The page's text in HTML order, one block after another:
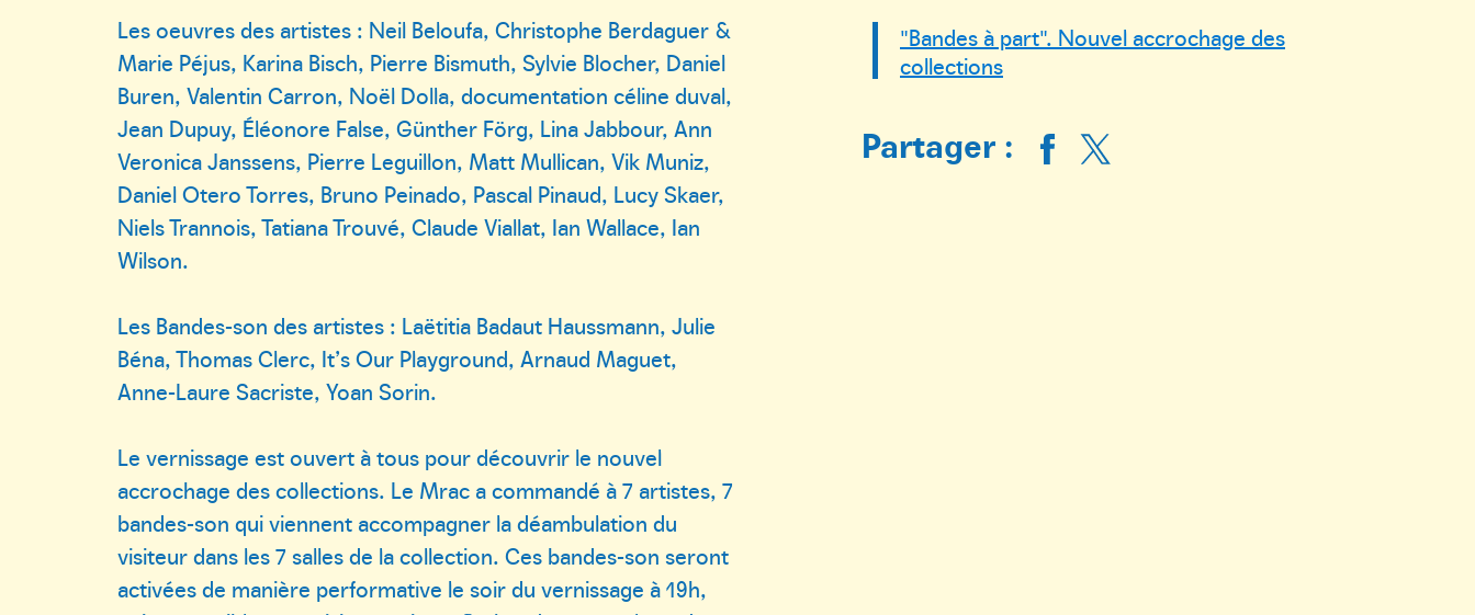
Les oeuvres des artistes : Neil Beloufa, Christophe Berdaguer &
Marie Péjus, Karina Bisch, Pierre Bismuth, Sylvie Blocher, Daniel
Buren, Valentin Carron, Noël Dolla, documentation céline duval,
Jean Dupuy, Éléonore False, Günther Förg, Lina Jabbour, Ann
Veronica Janssens, Pierre Leguillon, Matt Mullican, Vik Muniz,
Daniel Otero Torres, Bruno Peinado, Pascal Pinaud, Lucy Skaer,
Niels Trannois, Tatiana Trouvé, Claude Viallat, Ian Wallace, Ian
Wilson.
Les Bandes-son des artistes : Laëtitia Badaut Haussmann, Julie
Béna, Thomas Clerc, It’s Our Playground, Arnaud Maguet,
Anne-Laure Sacriste, Yoan Sorin.
Le vernissage est ouvert à tous pour découvrir le nouvel
accrochage des collections. Le Mrac a commandé à 7 artistes, 7
bandes-son qui viennent accompagner la déambulation du
visiteur dans les 7 salles de la collection. Ces bandes-son seront
activées de manière performative le soir du vernissage à 19h,
"Bandes à part". Nouvel accrochage des
collections
Partager :